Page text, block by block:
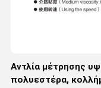
Αντλία μέτρησης
πολυεστέρα,